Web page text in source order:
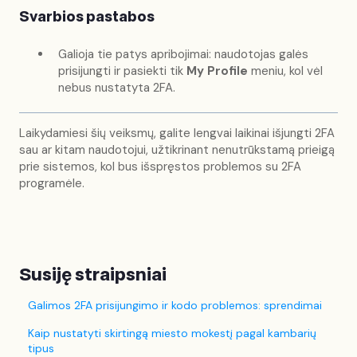
Svarbios pastabos
Galioja tie patys apribojimai: naudotojas galės
prisijungti ir pasiekti tik My Profile meniu, kol vėl
nebus nustatyta 2FA.
Laikydamiesi šių veiksmų, galite lengvai laikinai išjungti 2FA
sau ar kitam naudotojui, užtikrinant nenutrūkstamą prieigą
prie sistemos, kol bus išspręstos problemos su 2FA
programėle.
Susiję straipsniai
Galimos 2FA prisijungimo ir kodo problemos: sprendimai
Kaip nustatyti skirtingą miesto mokestį pagal kambarių
tipus